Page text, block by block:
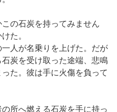
の石炭を持ってみません
た。
一人が名乗りを上げた。だが
炭を受け取った途端、悲鳴
た。彼は手に火傷を負って
所へ燃える石炭を手に持っ